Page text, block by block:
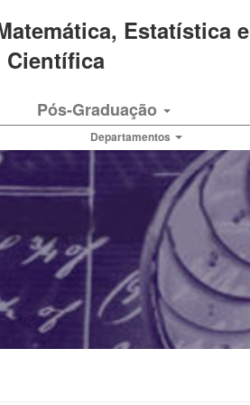
Estatística e
Científica
Pós-Graduação
Departamentos